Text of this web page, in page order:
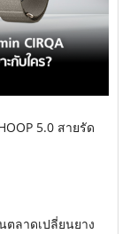
5.0 สายรัด
ตลาดเปลี่ยนยาง